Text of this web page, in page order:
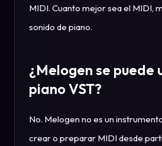
MIDI. Cuanto mejor sea el MIDI,
sonido de piano.
¿Melogen se puede
piano VST?
No. Melogen no es un
crear o preparar MIDI desde